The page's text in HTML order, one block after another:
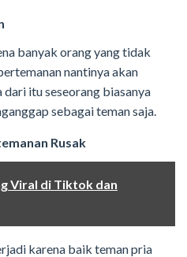
banyak orang yang tidak
nantinya akan
itu seseorang biasanya
sebagai teman saja.
Rusak
Viral di Tiktok dan
karena baik teman pria